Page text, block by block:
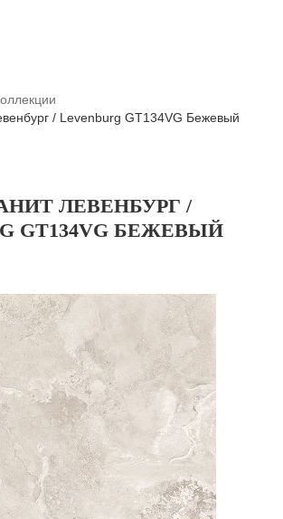
АКЦИИ
ОПЛАТА И ДОСТАВКА
ГДЕ КУПИТЬ
О КОМПАНИИ
ВАЖНОЕ
CОТРУДНИЧЕСТВО
/ Levenburg GT134VG Бежевый
ЛЕВЕНБУРГ /
GT134VG БЕЖЕВЫЙ